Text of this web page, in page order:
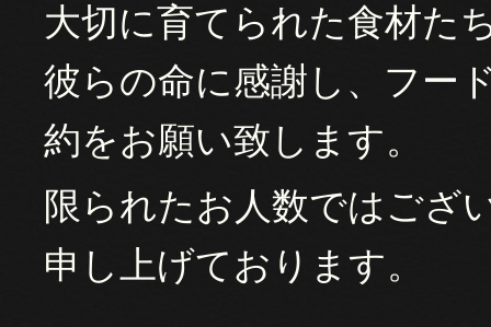
大切に育てられた食材た
彼らの命に感謝し、フー
約をお願い致します。
限られたお人数ではござ
申し上げております。